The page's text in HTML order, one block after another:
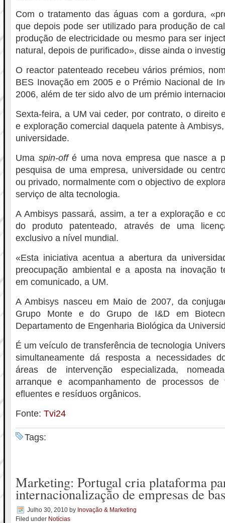
Com o tratamento das águas com a gordura,
que depois pode ser utilizado para produção de
produção de electricidade ou mesmo para ser
natural, depois de purificado», disse ainda o
O reactor patenteado recebeu vários prémios,
BES Inovação em 2005 e o Prémio Nacional de
2006, além de ter sido alvo de um prémio
Sexta-feira, a UM vai ceder, por contrato, o direito
e exploração comercial daquela patente à
universidade.
Uma spin-offé uma nova empresa que nasce a
pesquisa de uma empresa, universidade ou
ou privado, normalmente com o objectivo de
serviço de alta tecnologia.
A Ambisys passará, assim, a ter a exploração e
do produto patenteado, através de uma
exclusivo a nível mundial.
«Esta iniciativa acentua a abertura da
preocupação ambiental e a aposta na inovação
em comunicado, a UM.
A Ambisys nasceu em Maio de 2007, da
Grupo Monte e do Grupo de I&D em
Departamento de Engenharia Biológica da
É um veículo de transferência de tecnologia
simultaneamente dá resposta a necessidades
áreas de intervenção especializada,
arranque e acompanhamento de processos de
efluentes e resíduos orgânicos.
Fonte: Tvi24
Tags:
Marketing: Portugal cria plataforma
internacionalização de empresas de
Julho 30, 2010 by Inovação & Marketing
Filed under Notícias